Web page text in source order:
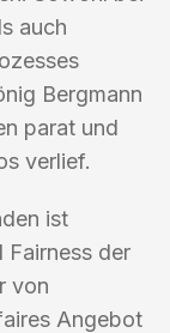
auch
Bergmann
parat und
verlief.
ist
Fairness der
von
Angebot